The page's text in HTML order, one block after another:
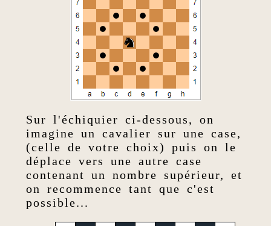
Sur l'échiquier ci-dessous, on
imagine un cavalier sur une case,
(celle de votre choix) puis on le
déplace vers une autre case
contenant un nombre supérieur, et
on recommence tant que c'est
possible...